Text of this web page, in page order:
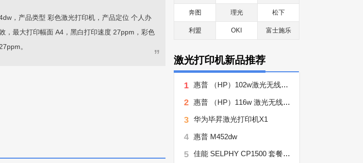
，产品类型 彩色激光打印机，产品定位 个人办
，最大打印幅面 A4，黑白打印速度 27ppm，彩色
。
”
奔图 理光 松下
利盟 OKI 富士施乐
激光打印机新品推荐
1 惠普 （HP）102w激光无线家用打印机
2 惠普 （HP）116w 激光无线打印机
3 华为毕昇激光打印机X1
4 惠普 M452dw
5 佳能 SELPHY CP1500 套餐五【手账达人】 CP1500月牙白